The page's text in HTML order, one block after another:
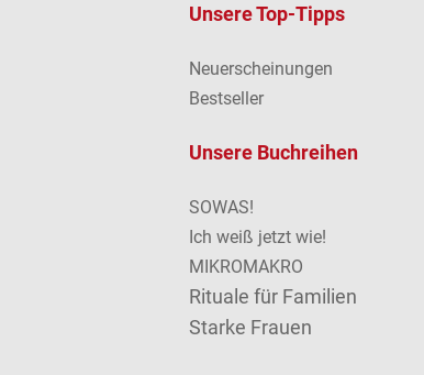
Unsere Top-Tipps
Neuerscheinungen
Bestseller
Unsere Buchreihen
SOWAS!
Ich weiß jetzt wie!
MIKROMAKRO
Rituale für Familien
Starke Frauen